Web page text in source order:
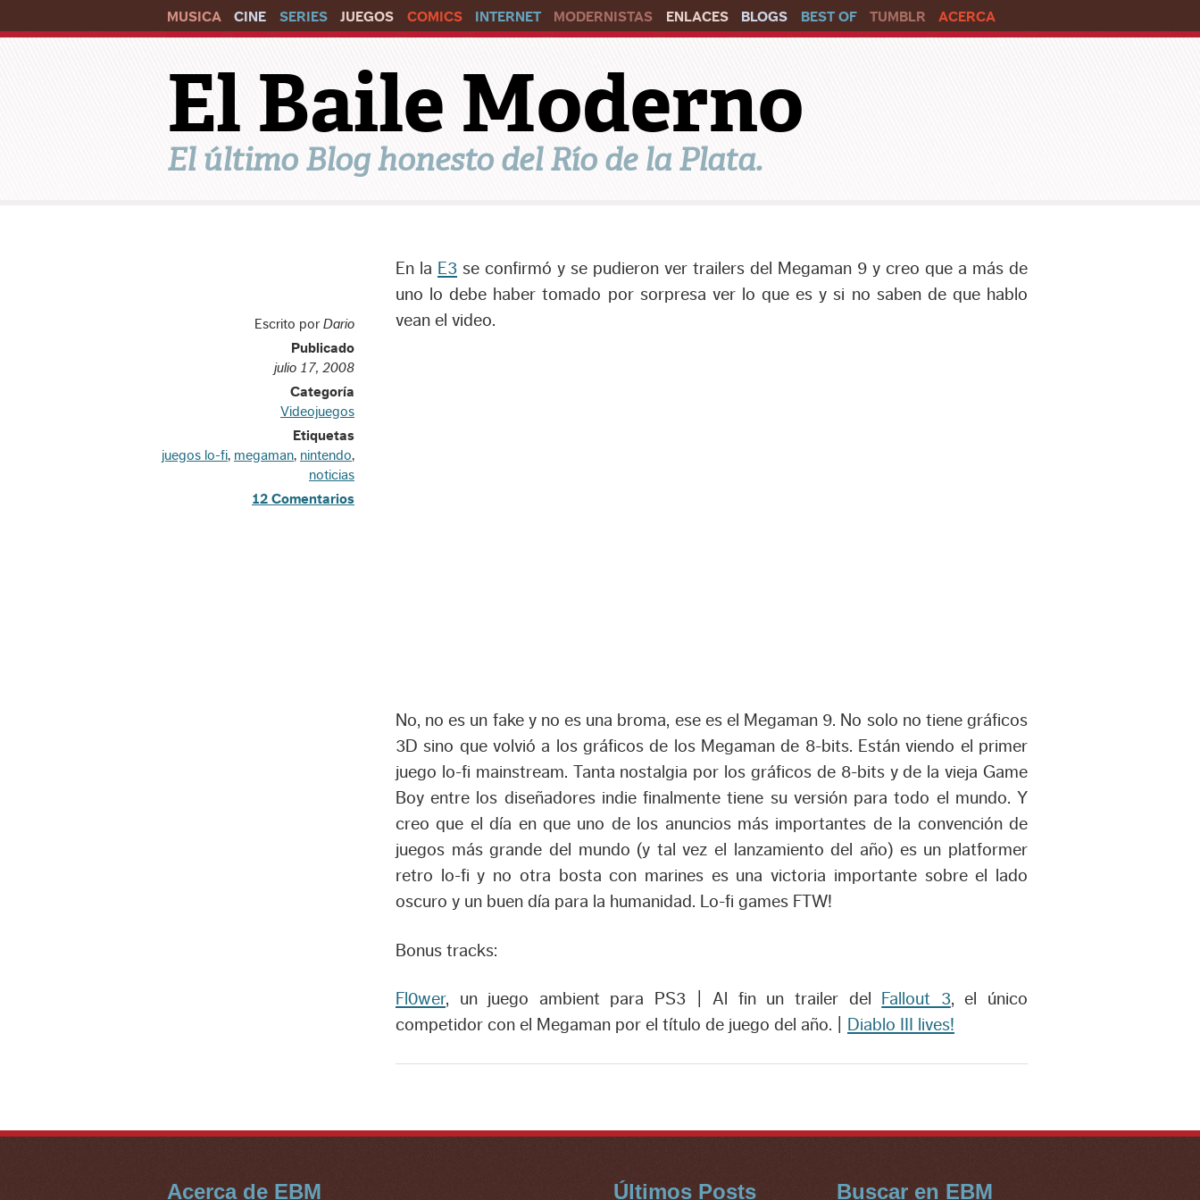
MUSICA CINE SERIES JUEGOS COMICS INTERNET MODERNISTAS ENLACES BLOGS BEST OF TUMBLR ACERCA
El Baile Moderno
El último Blog honesto del Río de la Plata.
Escrito porDario
Publicado
julio 17, 2008
Categoría
Videojuegos
Etiquetas
juegos lo-fi, megaman, nintendo,
noticias
12 Comentarios
En la E3 se confirmó y se pudieron ver trailers del Megaman 9 y creo que a más de
uno lo debe haber tomado por sorpresa ver lo que es y si no saben de que hablo
vean el video.
No, no es un fake y no es una broma, ese es el Megaman 9. No solo no tiene gráficos
3D sino que volvió a los gráficos de los Megaman de 8-bits. Están viendo el primer
juego lo-fi mainstream. Tanta nostalgia por los gráficos de 8-bits y de la vieja Game
Boy entre los diseñadores indie finalmente tiene su versión para todo el mundo. Y
creo que el día en que uno de los anuncios más importantes de la convención de
juegos más grande del mundo (y tal vez el lanzamiento del año) es un platformer
retro lo-fi y no otra bosta con marines es una victoria importante sobre el lado
oscuro y un buen día para la humanidad. Lo-fi games FTW!
Bonus tracks:
Fl0wer, un juego ambient para PS3 | Al fin un trailer del Fallout 3, el único
competidor con el Megaman por el título de juego del año. |
Diablo III lives!
Acerca de EBM Últimos Posts Buscar en EBM